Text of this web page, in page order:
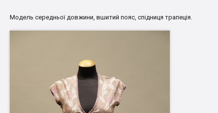
Модель середньої довжини, вшитий пояс, спідниця трапеція.